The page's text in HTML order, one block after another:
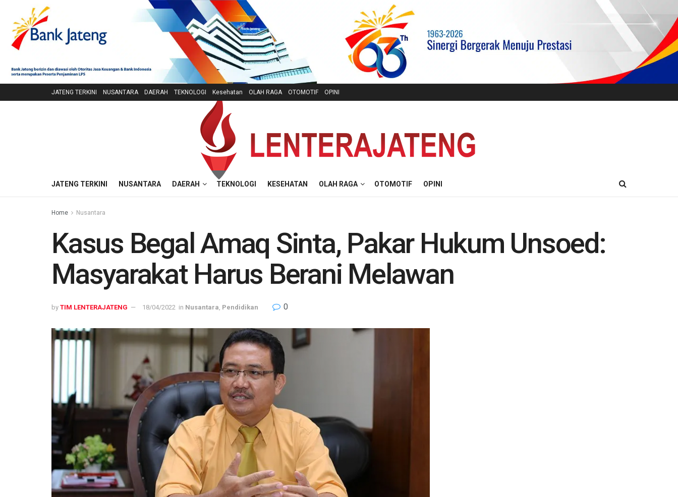
JATENG TERKINI NUSANTARA DAERAH TEKNOLOGI Kesehatan OLAH RAGA OTOMOTIF OPINI
JATENG TERKINI NUSANTARA DAERAH TEKNOLOGI KESEHATAN OLAH RAGA OTOMOTIF OPINI
Home Nusantara
Kasus Begal Amaq Sinta, Pakar Hukum Unsoed:
Masyarakat Harus Berani Melawan
by TIM LENTERAJATENG 18/04/2022 in Nusantara Pendidikan 0